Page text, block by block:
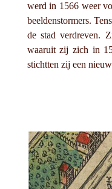
werd in 1566 weer
beeldenstormers.
de stad verdreven.
waaruit zij zich in
stichtten zij een